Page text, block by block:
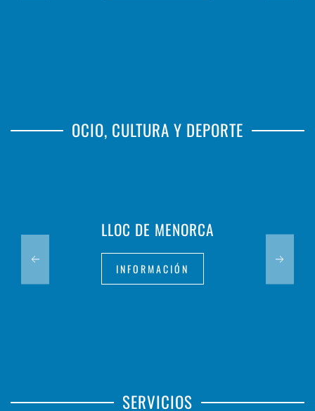
OCIO, CULTURA Y DEPORTE
LLOC DE MENORCA
INFORMACIÓN
SERVICIOS